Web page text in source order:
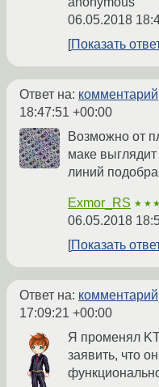
06.05.2018
Показать
Ответ на: комментарий
18:47:51 +00:00
Возможно от
маке
линий
Exmor_RS ★★★
06.05.2018
Показать
Ответ на: комментарий
17:09:21 +00:00
Я променял
заявить, что